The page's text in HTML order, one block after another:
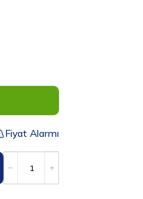
Fiyat Alarmı